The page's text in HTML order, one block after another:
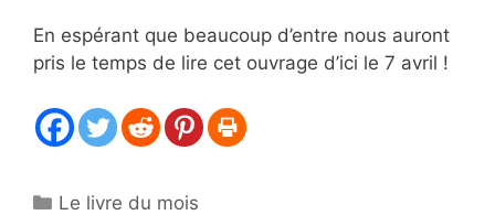
En espérant que beaucoup d’entre nous auront
pris le temps de lire cet ouvrage d’ici le 7 avril !
Catégories
Le livre du mois